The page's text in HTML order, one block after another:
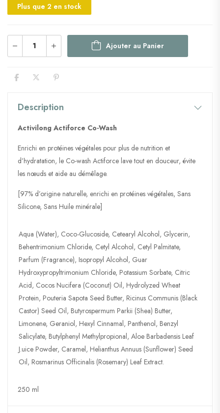
Plus que 2 en stock
Ajouter au Panier
Description
Activilong Actiforce Co-Wash
Enrichi en protéines végétales pour plus de nutrition et
d’hydratation, le Co-wash Actiforce lave tout en douceur, évite
les nœuds et aide au démêlage.
[97% d’origine naturelle, enrichi en protéines végétales, Sans
Silicone, Sans Huile minérale]
Aqua (Water), Coco-Glucoside, Cetearyl Alcohol, Glycerin,
Behentrimonium Chloride, Cetyl Alcohol, Cetyl Palmitate,
Parfum (Fragrance), Isopropyl Alcohol, Guar
Hydroxypropyltrimonium Chloride, Potassium Sorbate, Citric
Acid, Cocos Nucifera (Coconut) Oil, Hydrolyzed Wheat
Protein, Pouteria Sapota Seed Butter, Ricinus Communis (Black
Castor) Seed Oil, Butyrospermum Parkii (Shea) Butter,
Limonene, Geraniol, Hexyl Cinnamal, Panthenol, Benzyl
Salicylate, Butylphenyl Methylpropional, Aloe Barbadensis Leaf
J.uice Powder, Caramel, Helianthus Annuus (Sunflower) Seed
Oil, Rosmarinus Officinalis (Rosemary) Leaf Extract.
250 ml